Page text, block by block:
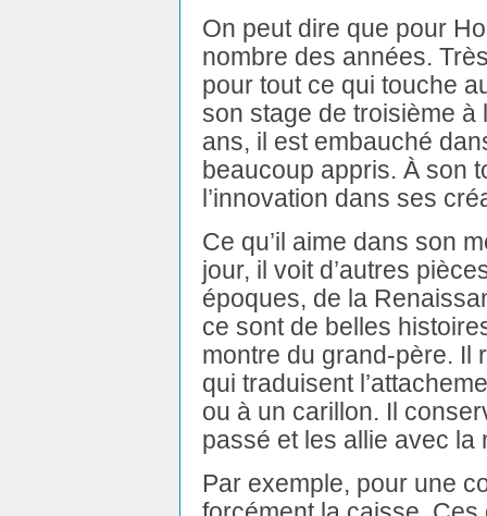
On peut dire que pour
nombre des années.
pour tout ce qui touche
son stage de troisième
ans, il est embauché
beaucoup appris. À son
l’innovation dans ses
Ce qu’il aime dans son
jour, il voit d’autres
époques, de la
ce sont de belles
montre du grand-père. Il
qui traduisent
ou à un carillon. Il
passé et les allie avec la
Par exemple, pour une